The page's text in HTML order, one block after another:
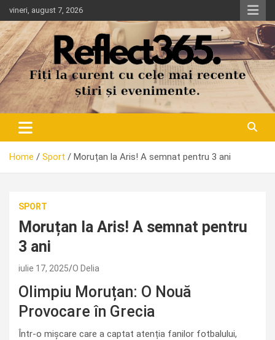
Skip
to
content
vineri, august 7, 2026
Home Sport Moruțan la Aris! A semnat pentru 3 ani
SPORT
Moruțan la Aris! A semnat pentru
3 ani
iulie 17, 2025 O Delia
Olimpiu Moruțan: O Nouă
Provocare în Grecia
Într-o mișcare care a captat atenția fanilor fotbalului,